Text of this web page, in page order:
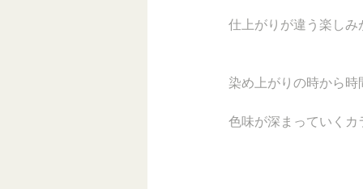
仕上がりが違う楽しみ
染め上がりの時から時
色味が深まっていくカ